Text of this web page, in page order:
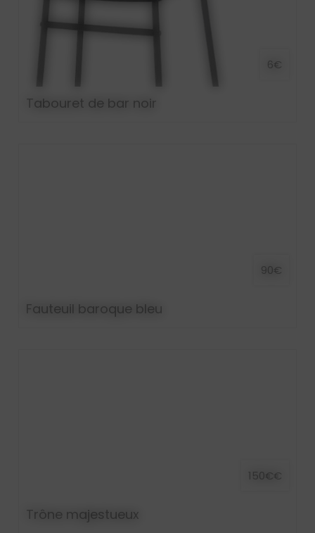
6€
Tabouret de bar noir
90€
Fauteuil baroque bleu
150€€
Trône majestueux